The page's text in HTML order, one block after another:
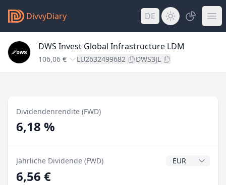
DivvyDiary DE
DWS Invest Global Infrastructure LDM
106,06 € LU2632499682 DWS3JL
Dividendenrendite (FWD)
6,18 %
Jährliche Dividende (FWD)
6,56 €